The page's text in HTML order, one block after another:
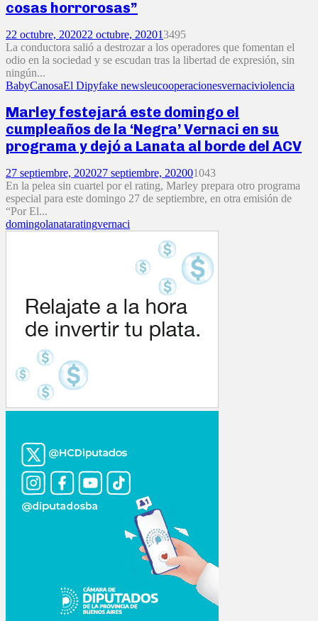
cosas horrorosas”
22 octubre, 202022 octubre, 202013495
La conductora salió a destrozar a los operadores que fomentan el
odio en la sociedad y se escudan tras la libertad de expresión, sin
ningún...
BabyCanosaEl Dipyfake newsleucooperacionesvernaciviolencia
Marley festejará este domingo el
cumpleaños de la ‘Negra’ Vernaci en su
programa y dejó a Lanata al borde del ACV
27 septiembre, 202027 septiembre, 202001043
En la pelea sin cuartel por el rating, Marley prepara otro programa
especial para este domingo 27 de septiembre, en otra emisión de
“Por El...
domingolanataratingvernaci